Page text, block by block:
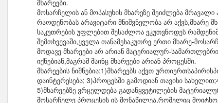
მხარეები.
მოსარჩელის ან მოპასუხის მხარეზე შეიძლება
რაოდენობას არავიტარი მნიშვნელობა არ
საკუთრების უფლებით შესაძლოა ეკუთვნოდეს
შემთხვევაში,ყველა თანამესაკუთრე ერთი მხარე-
მოდავე მხარეები არ არიან მატერიალურ-
იქნებიან,მაგრამ მაინც მხარეები არიან პროცესში.
მხარეების ნიშნებია:1)მხარეებს აქვთ
დაინტერესება; 3)პროცესში გამოდიან თავისი
5)მხარეებზე ვრცელდება გადაწყვეტილების
მოსარჩელე პროცესის ის მონაწილეა,რომელიც